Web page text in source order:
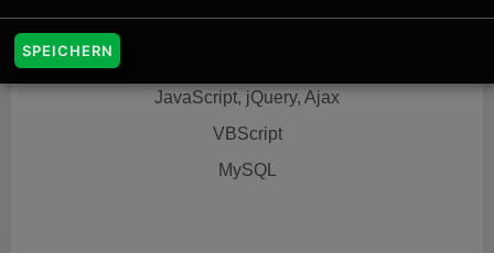
Content Management Systeme
Java (J2EE), ASP, PHP, XML, HTML
JavaScript, jQuery, Ajax
VBScript
MySQL
SPEICHERN